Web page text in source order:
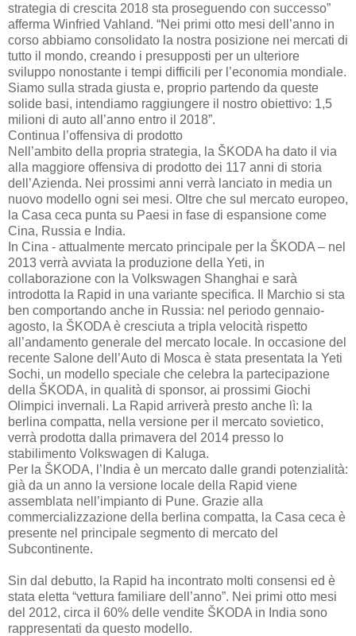
strategia di crescita 2018 sta proseguendo con successo”
afferma Winfried Vahland. “Nei primi otto mesi dell’anno in
corso abbiamo consolidato la nostra posizione nei mercati di
tutto il mondo, creando i presupposti per un ulteriore
sviluppo nonostante i tempi difficili per l’economia mondiale.
Siamo sulla strada giusta e, proprio partendo da queste
solide basi, intendiamo raggiungere il nostro obiettivo: 1,5
milioni di auto all’anno entro il 2018”.
Continua l’offensiva di prodotto
Nell’ambito della propria strategia, la ŠKODA ha dato il via
alla maggiore offensiva di prodotto dei 117 anni di storia
dell’Azienda. Nei prossimi anni verrà lanciato in media un
nuovo modello ogni sei mesi. Oltre che sul mercato europeo,
la Casa ceca punta su Paesi in fase di espansione come
Cina, Russia e India.
In Cina - attualmente mercato principale per la ŠKODA – nel
2013 verrà avviata la produzione della Yeti, in
collaborazione con la Volkswagen Shanghai e sarà
introdotta la Rapid in una variante specifica. Il Marchio si sta
ben comportando anche in Russia: nel periodo gennaio-
agosto, la ŠKODA è cresciuta a tripla velocità rispetto
all’andamento generale del mercato locale. In occasione del
recente Salone dell’Auto di Mosca è stata presentata la Yeti
Sochi, un modello speciale che celebra la partecipazione
della ŠKODA, in qualità di sponsor, ai prossimi Giochi
Olimpici invernali. La Rapid arriverà presto anche lì: la
berlina compatta, nella versione per il mercato sovietico,
verrà prodotta dalla primavera del 2014 presso lo
stabilimento Volkswagen di Kaluga.
Per la ŠKODA, l’India è un mercato dalle grandi potenzialità:
già da un anno la versione locale della Rapid viene
assemblata nell’impianto di Pune. Grazie alla
commercializzazione della berlina compatta, la Casa ceca è
presente nel principale segmento di mercato del
Subcontinente.
Sin dal debutto, la Rapid ha incontrato molti consensi ed è
stata eletta “vettura familiare dell’anno”. Nei primi otto mesi
del 2012, circa il 60% delle vendite ŠKODA in India sono
rappresentati da questo modello.